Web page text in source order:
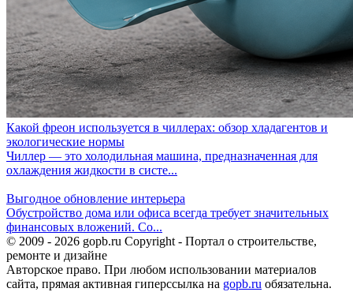
Какой фреон используется в чиллерах: обзор хладагентов и
экологические нормы
Чиллер — это холодильная машина, предназначенная для
охлаждения жидкости в систе...
Выгодное обновление интерьера
Обустройство дома или офиса всегда требует значительных
финансовых вложений. Со...
© 2009 - 2026 gopb.ru Copyright - Портал о строительстве,
ремонте и дизайне
Авторское право. При любом использовании материалов
сайта, прямая активная гиперссылка на gopb.ru обязательна.